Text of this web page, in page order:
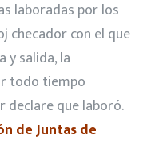
laboradas por los
checador con el que
y salida, la
todo tiempo
que laboró.
de Juntas de